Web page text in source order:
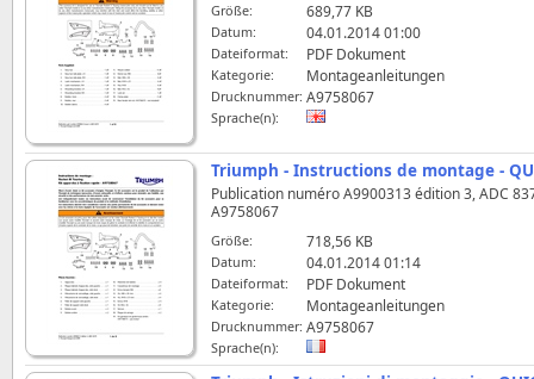
Größe: 689,77 KB
Datum: 04.01.2014 01:00
Dateiformat: PDF Dokument
Kategorie: Montageanleitungen
Drucknummer: A9758067
Sprache(n):
Triumph - Instructions de montage -
Publication numéro A9900313 édition 3, ADC
A9758067
Größe: 718,56 KB
Datum: 04.01.2014 01:14
Dateiformat: PDF Dokument
Kategorie: Montageanleitungen
Drucknummer: A9758067
Sprache(n):